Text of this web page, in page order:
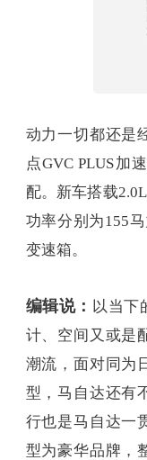
动力一切都还是
点GVC PLUS加
配。新车搭载
功率分别为155
变速箱。
编辑说： 以当下
计、空间又或是
潮流，面对同为
型，马自达还有
行也是马自达一
型为豪华品牌，